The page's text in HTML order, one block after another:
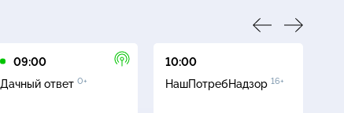
09:00
Дачный ответ 0+
10:00
НашПотребНадзор 16+